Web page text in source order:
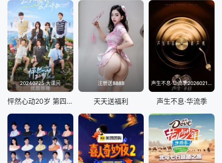
20240725 大课间
怦然心动20岁 第四季
注册送8888
天天送福利
声生不息·华流季20260214(典藏版)
声生不息·华流季